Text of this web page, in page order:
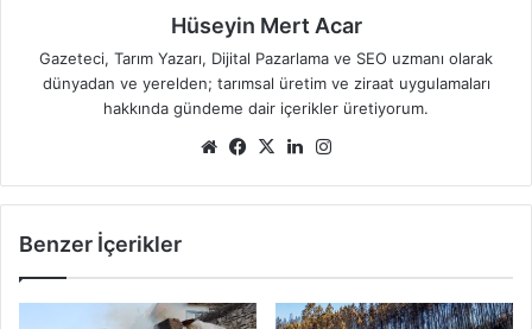
Hüseyin Mert Acar
Gazeteci, Tarım Yazarı, Dijital Pazarlama ve SEO uzmanı olarak
dünyadan ve yerelden; tarımsal üretim ve ziraat uygulamaları
hakkında gündeme dair içerikler üretiyorum.
Web Facebook
X LinkedIn
Benzer İçerikler